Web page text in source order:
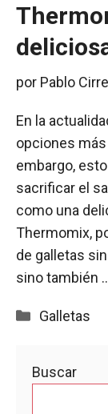
por Pablo Cirre
En la
opciones
embargo,
sacrificar el
como una
Thermomix,
de galletas
sino también
Categorías
Galletas
Buscar